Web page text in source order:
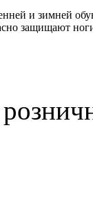
и зимней
защищают